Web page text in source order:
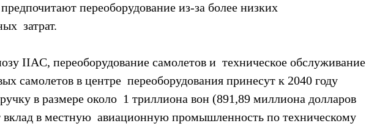
переоборудование из-за более низких
затрат.
IIAC, переоборудование самолетов и  техническое обслуживание
самолетов в центре  переоборудования принесут к 2040 году
в размере около  1 триллиона вон (891,89 миллиона долларов
в местную  авиационную промышленность по техническому